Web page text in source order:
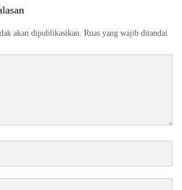
akan dipublikasikan. Ruas yang wajib ditandai